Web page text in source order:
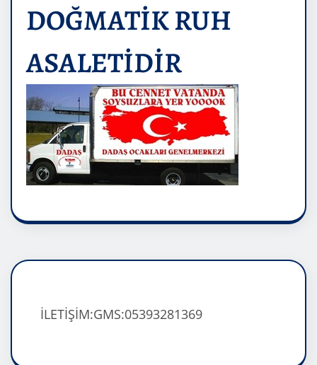
DOĞMATİK RUH
ASALETİDİR
İLETİŞİM:GMS:05393281369